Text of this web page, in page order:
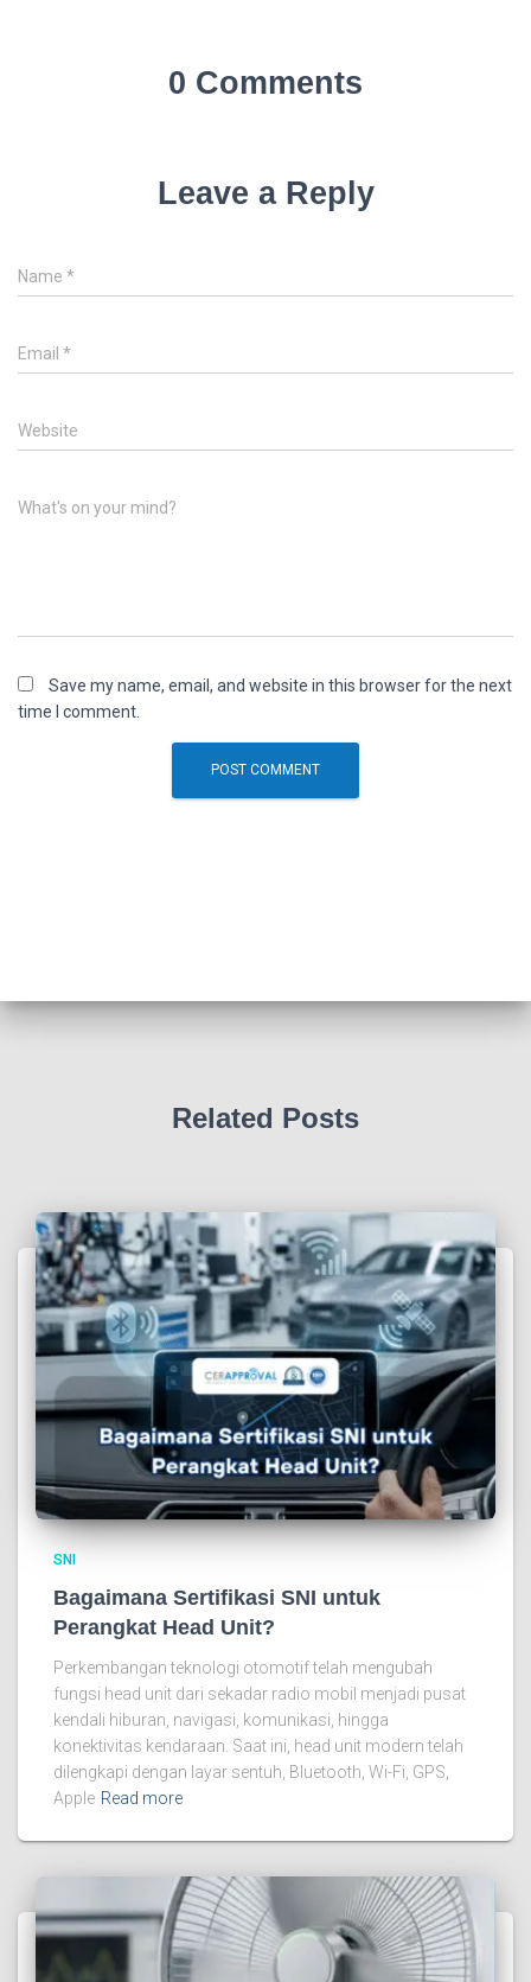
0 Comments
Leave a Reply
Name *
Email *
Website
What's on your mind?
Save my name, email, and website in this browser for the next
time I comment.
Related Posts
SNI
Bagaimana Sertifikasi SNI untuk
Perangkat Head Unit?
Perkembangan teknologi otomotif telah mengubah
fungsi head unit dari sekadar radio mobil menjadi pusat
kendali hiburan, navigasi, komunikasi, hingga
konektivitas kendaraan. Saat ini, head unit modern telah
dilengkapi dengan layar sentuh, Bluetooth, Wi-Fi, GPS,
Apple Read more